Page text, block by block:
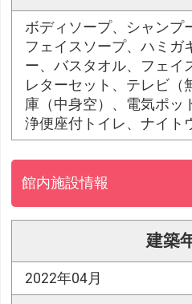
ボディソープ、シャンプ
フェイスソープ、ハミガ
ー、バスタオル、フェイ
レターセット、テレビ（
庫（中身空）、電気ポッ
浄便座付トイレ、ナイト
館内施設情報
建築
2022年04月